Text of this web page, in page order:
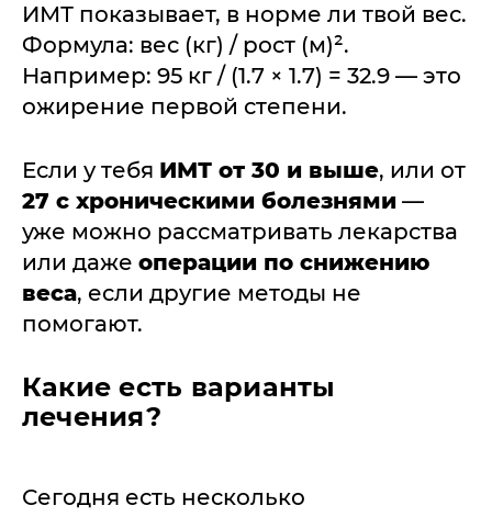
ИМТ показывает, в норме ли твой вес.
Формула: вес (кг) / рост (м)².
Например: 95 кг / (1.7 × 1.7) = 32.9 — это
ожирение первой степени.
Если у тебя ИМТ от 30 и выше, или от
27 с хроническими болезнями —
уже можно рассматривать лекарства
или даже операции по снижению
веса, если другие методы не
помогают.
Какие есть варианты
лечения?
Сегодня есть несколько